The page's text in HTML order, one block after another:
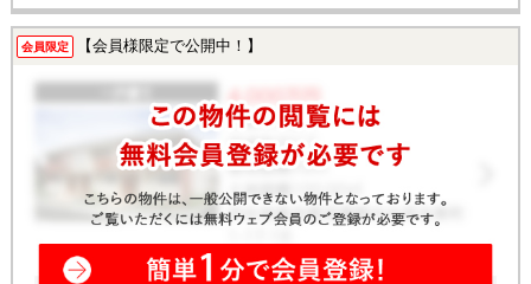
会員限定 【会員様限定で公開中！】